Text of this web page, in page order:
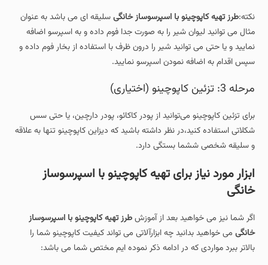
نکته:طرز تهیه کاپوچینو با اسپرسوساز خانگیسلیقه ای می باشد به عنوان
مثال می توانید لیوان شیر را به صورت جدا فوم داده و به اسپرسو اضافه
نمایید و یا حتی می توانید شیر را درون ظرف با استفاده از بخار فوم داده و
سپس اقدام به اضافه نمودن اسپرسو نمایید.
مرحله 3: تزئین کاپوچینو (اختیاری)
برای تزئین کاپوچینو می‌توانید از پودر کاکائو، پودر دارچین، یا حتی سس
شکلاتی استفاده کنید،در نظر داشته باشید که دیزاین کاپوچینو تنها به علاقه
و سلیقه شخصی ششما بستگی دارد.
ابزار مورد نیاز برای تهیه کاپوچینو با اسپرسوساز
خانگی
اگر شما نیز می خواهید بعد از آموزشطرز تهیه کاپوچینو با اسپرسوساز
خانگی می خواهید بدانید چه ابزارآلاتی می تواند کیفیت کاپوچینو شما را
بالاتر ببرد مواردی که در ادامه ذکر نموده ایم مختص شما می باشد: